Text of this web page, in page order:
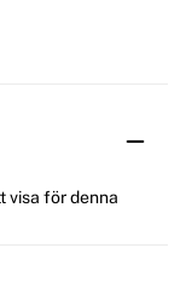
visa för denna